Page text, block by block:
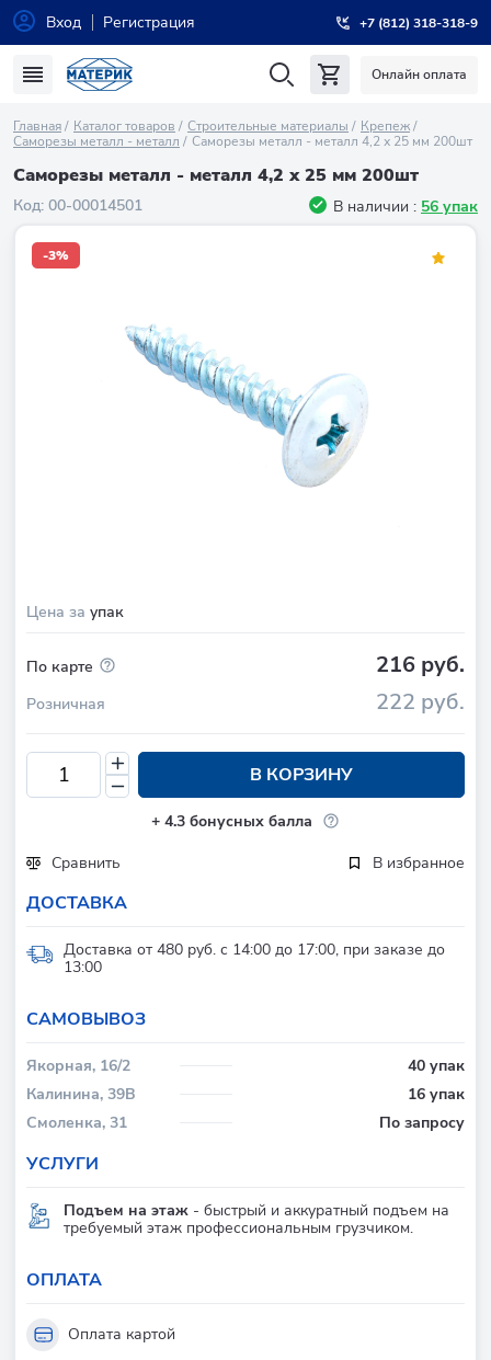
Вход Регистрация +7 (812) 318-318-9
Онлайн оплата
Главная Каталог товаров Строительные материалы
Крепеж
Саморезы металл - металл
Саморезы металл - металл 4,2 х 25 мм 200шт
Саморезы металл - металл 4,2 х 25 мм 200шт
Код: 00-00014501 В наличии : 56 упак
Цена за упак
-3%
По карте 216 руб.
Розничная 222 руб.
В КОРЗИНУ
+ 4.3 бонусных балла
Сравнить
В избранное
ДОСТАВКА
Доставка от 480 руб. с 14:00 до 17:00, при заказе до
13:00
CАМОВЫВОЗ
Якорная, 16/2
40 упак
Калинина, 39В
16 упак
Смоленка, 31
По запросу
УСЛУГИ
Подъем на этаж - быстрый и аккуратный подъем на
требуемый этаж профессиональным грузчиком.
ОПЛАТА
Оплата картой